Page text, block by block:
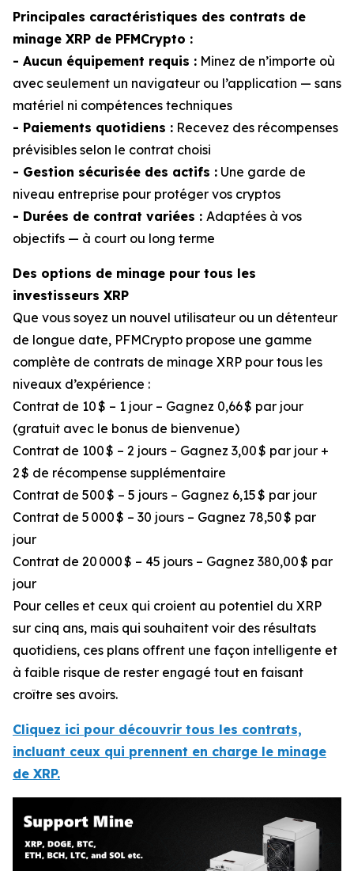
Principales caractéristiques des contrats de
minage XRP de PFMCrypto :
- Aucun équipement requis : Minez de n’importe où
avec seulement un navigateur ou l’application — sans
matériel ni compétences techniques
- Paiements quotidiens : Recevez des récompenses
prévisibles selon le contrat choisi
- Gestion sécurisée des actifs : Une garde de
niveau entreprise pour protéger vos cryptos
- Durées de contrat variées : Adaptées à vos
objectifs — à court ou long terme
Des options de minage pour tous les
investisseurs XRP
Que vous soyez un nouvel utilisateur ou un détenteur
de longue date, PFMCrypto propose une gamme
complète de contrats de minage XRP pour tous les
niveaux d’expérience :
Contrat de 10 $ – 1 jour – Gagnez 0,66 $ par jour
(gratuit avec le bonus de bienvenue)
Contrat de 100 $ – 2 jours – Gagnez 3,00 $ par jour +
2 $ de récompense supplémentaire
Contrat de 500 $ – 5 jours – Gagnez 6,15 $ par jour
Contrat de 5 000 $ – 30 jours – Gagnez 78,50 $ par
jour
Contrat de 20 000 $ – 45 jours – Gagnez 380,00 $ par
jour
Pour celles et ceux qui croient au potentiel du XRP
sur cinq ans, mais qui souhaitent voir des résultats
quotidiens, ces plans offrent une façon intelligente et
à faible risque de rester engagé tout en faisant
croître ses avoirs.
Cliquez ici pour découvrir tous les contrats,
incluant ceux qui prennent en charge le minage
de XRP.